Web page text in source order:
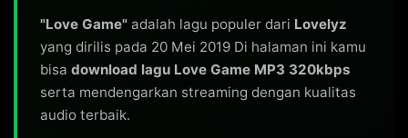
"Love Game" adalah lagu populer dari Lovelyz
yang dirilis pada 20 Mei 2019 Di halaman ini kamu
bisa download lagu Love Game MP3 320kbps
serta mendengarkan streaming dengan kualitas
audio terbaik.